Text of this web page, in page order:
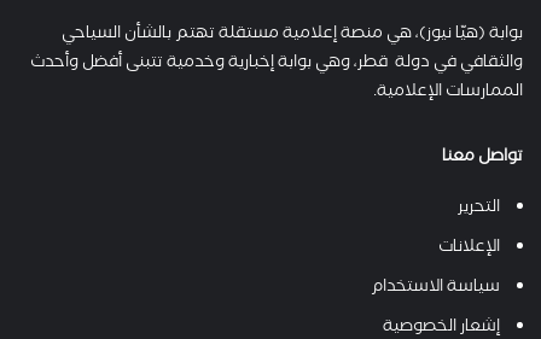
بوابة (هيّا نيوز)، هي منصة إعلامية مستقلة تهتم بالشأن السياحي
والثقافي في دولة قطر، وهي بوابة إخبارية وخدمية تتبنى أفضل وأحدث
الممارسات الإعلامية.
تواصل معنا
التحرير
الإعلانات
سياسة الاستخدام
إشعار الخصوصية